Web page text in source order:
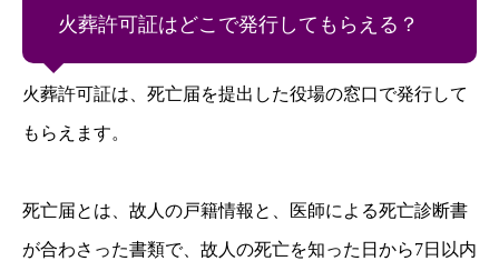
火葬許可証はどこで発行してもらえる？
火葬許可証は、死亡届を提出した役場の窓口で発行して
もらえます。
死亡届とは、故人の戸籍情報と、医師による死亡診断書
が合わさった書類で、故人の死亡を知った日から7日以内